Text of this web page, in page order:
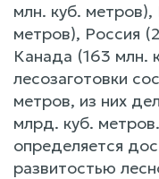
млн. куб.
метров), Россия
Канада (163 млн.
лесозаготовки
метров, из них
млрд. куб.
определяется
развитостью